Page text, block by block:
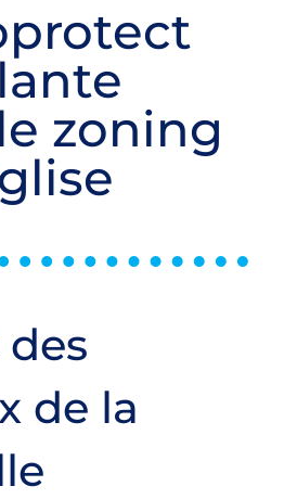
zoning
de la